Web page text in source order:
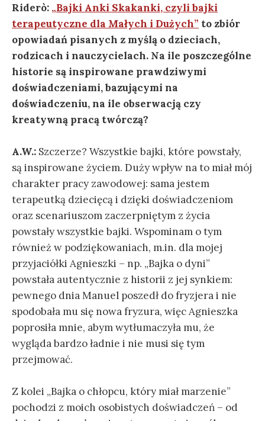
Riderò: „Bajki Anki Skakanki, czyli bajki
terapeutyczne dla Małych i Dużych” to zbiór
opowiadań pisanych z myślą o dzieciach,
rodzicach i nauczycielach. Na ile poszczególne
historie są inspirowane prawdziwymi
doświadczeniami, bazującymi na
doświadczeniu, na ile obserwacją czy
kreatywną pracą twórczą?
A.W.: Szczerze? Wszystkie bajki, które powstały,
są inspirowane życiem. Duży wpływ na to miał mój
charakter pracy zawodowej: sama jestem
terapeutką dziecięcą i dzięki doświadczeniom
oraz scenariuszom zaczerpniętym z życia
powstały wszystkie bajki. Wspominam o tym
również w podziękowaniach, m.in. dla mojej
przyjaciółki Agnieszki – np. „Bajka o dyni”
powstała autentycznie z historii z jej synkiem:
pewnego dnia Manuel poszedł do fryzjera i nie
spodobała mu się nowa fryzura, więc Agnieszka
poprosiła mnie, abym wytłumaczyła mu, że
wygląda bardzo ładnie i nie musi się tym
przejmować.
Z kolei „Bajka o chłopcu, który miał marzenie”
pochodzi z moich osobistych doświadczeń – od